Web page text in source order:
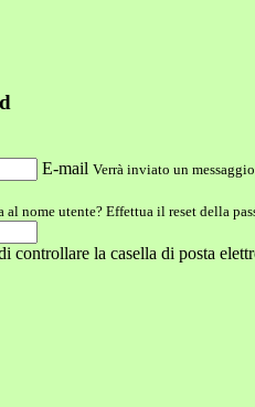
E-mail Verrà inviato un
al nome utente? Effettua il reset della
controllare la casella di posta